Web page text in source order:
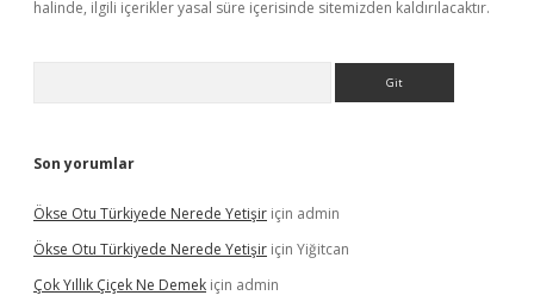
halinde, ilgili içerikler yasal süre içerisinde sitemizden kaldırılacaktır.
Son yorumlar
Ökse Otu Türkiyede Nerede Yetişir için admin
Ökse Otu Türkiyede Nerede Yetişir için Yiğitcan
Çok Yıllık Çiçek Ne Demek için admin